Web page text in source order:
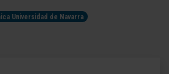
Universidad de Navarra